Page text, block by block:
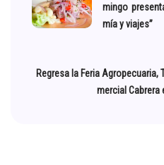
mingo
mía y viajes”
Regresa la Feria Agropecuaria,
mercial Cabrera